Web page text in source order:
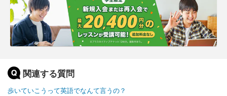
関連する質問
歩いていこうって英語でなんて言うの？